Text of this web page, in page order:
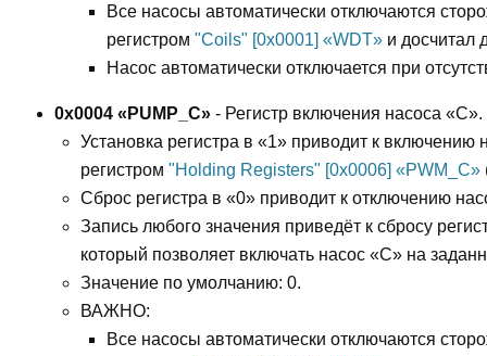
Все насосы автоматически отключаются
регистром "Coils" [0x0001] «WDT» и досчитал
Насос автоматически отключается при
0x0004 «PUMP_C» - Регистр включения насоса «C».
Установка регистра в «1» приводит к включению
регистром "Holding Registers" [0x0006] «PWM_C»
Сброс регистра в «0» приводит к отключению
Запись любого значения приведёт к сбросу
который позволяет включать насос «C» на
Значение по умолчанию: 0.
ВАЖНО:
Все насосы автоматически отключаются